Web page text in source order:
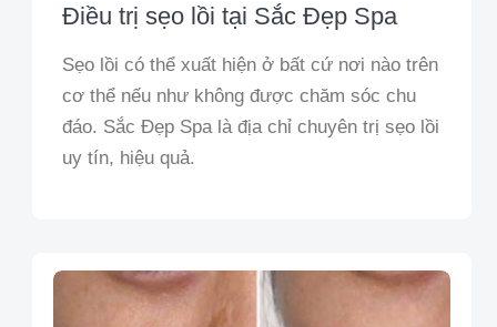
Điều trị sẹo lồi tại Sắc Đẹp Spa
Sẹo lồi có thể xuất hiện ở bất cứ nơi nào trên
cơ thể nếu như không được chăm sóc chu
đáo. Sắc Đẹp Spa là địa chỉ chuyên trị sẹo lồi
uy tín, hiệu quả.